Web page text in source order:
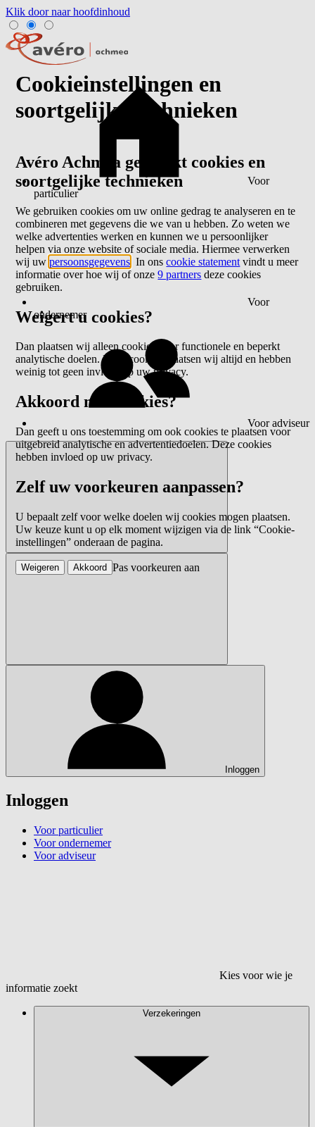
Klik door naar hoofdinhoud
Voor
particulier
Voor
ondernemer
Voor adviseur
Inloggen
Inloggen
Voor particulier
Voor ondernemer
Voor adviseur
Kies voor wie je
informatie zoekt
Verzekeringen
Cookieinstellingen en
soortgelijke technieken
Avéro Achmea gebruikt cookies en
soortgelijke technieken
We gebruiken cookies om uw online gedrag te analyseren en te
combineren met gegevens die we van u hebben. Zo weten we
welke advertenties werken en kunnen we u persoonlijker
helpen via onze website of sociale media. Hiermee verwerken
wij uwpersoonsgegevens . In onscookie statement vindt u meer
informatie over hoe wij of onze9 partners deze cookies
gebruiken.
Weigert u cookies?
Dan plaatsen wij alleen cookies voor functionele en beperkt
analytische doelen. Deze cookies plaatsen wij altijd en hebben
weinig tot geen invloed op uw privacy.
Akkoord met cookies?
Dan geeft u ons toestemming om ook cookies te plaatsen voor
uitgebreid analytische en advertentiedoelen. Deze cookies
hebben invloed op uw privacy.
Zelf uw voorkeuren aanpassen?
U bepaalt zelf voor welke doelen wij cookies mogen plaatsen.
Uw keuze kunt u op elk moment wijzigen via de link “Cookie-
instellingen” onderaan de pagina.
Pas voorkeuren aan
Weigeren Akkoord